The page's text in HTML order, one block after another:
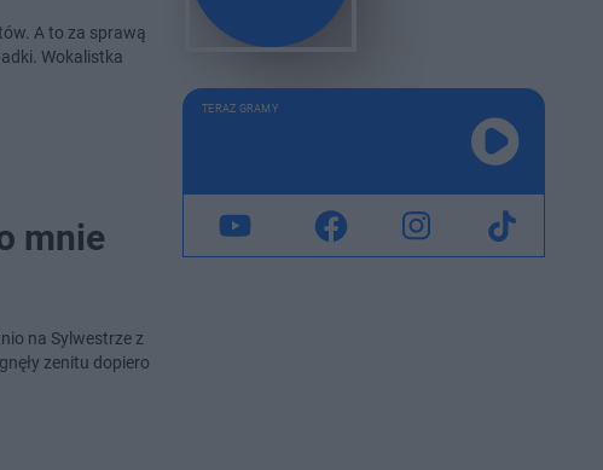
A to za sprawą
Wokalistka
mnie
na Sylwestrze z
zenitu dopiero
TERAZ GRAMY